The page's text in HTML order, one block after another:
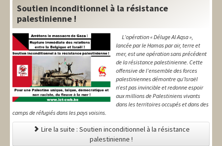
Europe
International
Social
Thèmes
Soutien inconditionnel à la résistance
palestinienne !
L’opération « Déluge Al Aqsa »,
lancée par le Hamas par air, terre et
mer, est une opération sans précédent
de la résistance palestinienne. Cette
offensive de l’ensemble des forces
palestiniennes démontre qu’Israël
n’est pas invincible et redonne espoir
aux millions de Palestiniens vivants
dans les territoires occupés et dans des
camps de réfugiés dans les pays voisins.
Lire la suite : Soutien inconditionnel à la résistance
palestinienne !